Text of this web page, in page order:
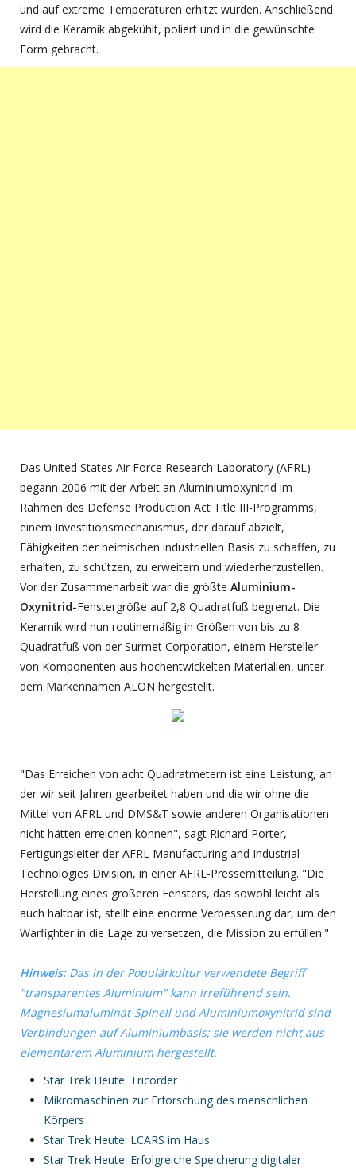
und auf extreme Temperaturen erhitzt wurden. Anschließend
wird die Keramik abgekühlt, poliert und in die gewünschte
Form gebracht.
Das United States Air Force Research Laboratory (AFRL)
begann 2006 mit der Arbeit an Aluminiumoxynitrid im
Rahmen des Defense Production Act Title III-Programms,
einem Investitionsmechanismus, der darauf abzielt,
Fähigkeiten der heimischen industriellen Basis zu schaffen, zu
erhalten, zu schützen, zu erweitern und wiederherzustellen.
Vor der Zusammenarbeit war die größte Aluminium-
Oxynitrid-Fenstergröße auf 2,8 Quadratfuß begrenzt. Die
Keramik wird nun routinemäßig in Größen von bis zu 8
Quadratfuß von der Surmet Corporation, einem Hersteller
von Komponenten aus hochentwickelten Materialien, unter
dem Markennamen ALON hergestellt.
"Das Erreichen von acht Quadratmetern ist eine Leistung, an
der wir seit Jahren gearbeitet haben und die wir ohne die
Mittel von AFRL und DMS&T sowie anderen Organisationen
nicht hätten erreichen können", sagt Richard Porter,
Fertigungsleiter der AFRL Manufacturing and Industrial
Technologies Division, in einer AFRL-Pressemitteilung. "Die
Herstellung eines größeren Fensters, das sowohl leicht als
auch haltbar ist, stellt eine enorme Verbesserung dar, um den
Warfighter in die Lage zu versetzen, die Mission zu erfüllen."
Hinweis:Das in der Populärkultur verwendete Begriff
"transparentes Aluminium" kann irreführend sein.
Magnesiumaluminat-Spinell und Aluminiumoxynitrid sind
Verbindungen auf Aluminiumbasis; sie werden nicht aus
elementarem Aluminium hergestellt.
Star Trek Heute: Tricorder
Mikromaschinen zur Erforschung des menschlichen
Körpers
Star Trek Heute: LCARS im Haus
Star Trek Heute: Erfolgreiche Speicherung digitaler